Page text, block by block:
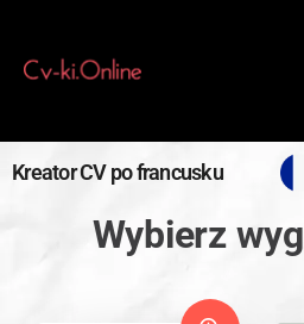
Kreator CV po francusku
Wybierz